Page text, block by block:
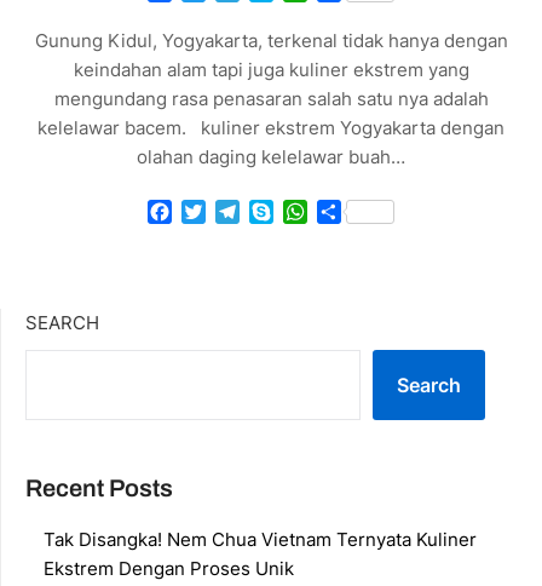
Gunung Kidul, Yogyakarta, terkenal tidak hanya dengan
keindahan alam tapi juga kuliner ekstrem yang
mengundang rasa penasaran salah satu nya adalah
kelelawar bacem. kuliner ekstrem Yogyakarta dengan
olahan daging kelelawar buah…
Facebook
TwitterTelegram
SkypeWhatsApp
Share
SEARCH
Search
Recent Posts
Tak Disangka! Nem Chua Vietnam Ternyata Kuliner
Ekstrem Dengan Proses Unik